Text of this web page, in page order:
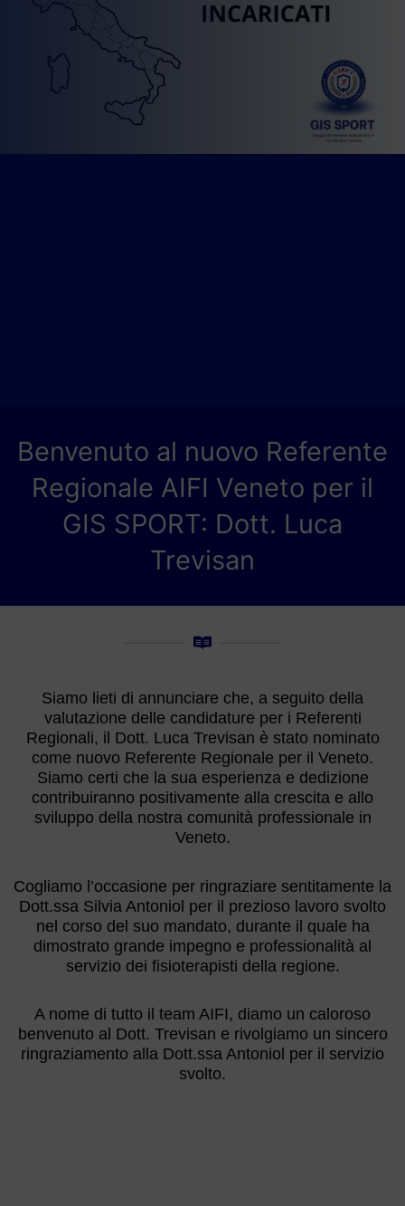
Benvenuto al nuovo Referente
Regionale AIFI Veneto per il
GIS SPORT: Dott. Luca
Trevisan
Siamo lieti di annunciare che, a seguito della
valutazione delle candidature per i Referenti
Regionali, il Dott. Luca Trevisan è stato nominato
come nuovo Referente Regionale per il Veneto.
Siamo certi che la sua esperienza e dedizione
contribuiranno positivamente alla crescita e allo
sviluppo della nostra comunità professionale in
Veneto.
Cogliamo l’occasione per ringraziare sentitamente la
Dott.ssa Silvia Antoniol per il prezioso lavoro svolto
nel corso del suo mandato, durante il quale ha
dimostrato grande impegno e professionalità al
servizio dei fisioterapisti della regione.
A nome di tutto il team AIFI, diamo un caloroso
benvenuto al Dott. Trevisan e rivolgiamo un sincero
ringraziamento alla Dott.ssa Antoniol per il servizio
svolto.